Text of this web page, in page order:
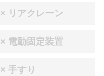
× リアクレーン
× 電動固定装置
× 手すり